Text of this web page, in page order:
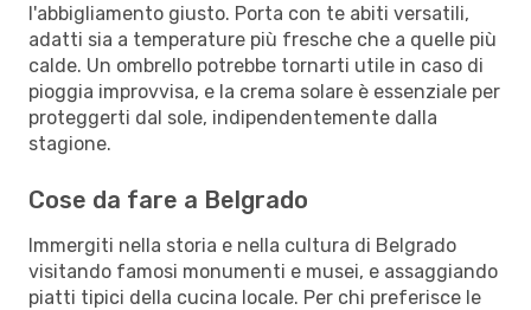
l'abbigliamento giusto. Porta con te abiti versatili,
adatti sia a temperature più fresche che a quelle più
calde. Un ombrello potrebbe tornarti utile in caso di
pioggia improvvisa, e la crema solare è essenziale per
proteggerti dal sole, indipendentemente dalla
stagione.
Cose da fare a Belgrado
Immergiti nella storia e nella cultura di Belgrado
visitando famosi monumenti e musei, e assaggiando
piatti tipici della cucina locale. Per chi preferisce le